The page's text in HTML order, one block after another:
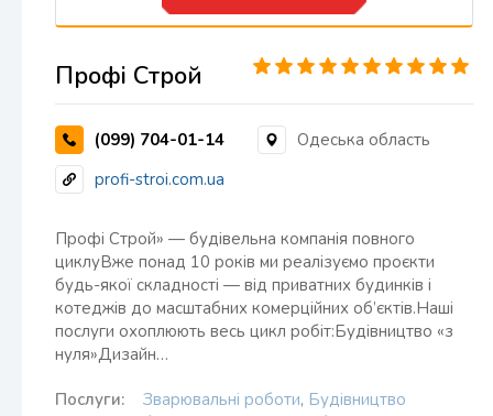
Профі Строй
(099) 704-01-14
Одеська область
profi-stroi.com.ua
Профі Строй» — будівельна компанія повного
циклуВже понад 10 років ми реалізуємо проєкти
будь-якої складності — від приватних будинків і
котеджів до масштабних комерційних об’єктів.Наші
послуги охоплюють весь цикл робіт:Будівництво «з
нуля»Дизайн…
Послуги: Зварювальні роботи, Будівництво